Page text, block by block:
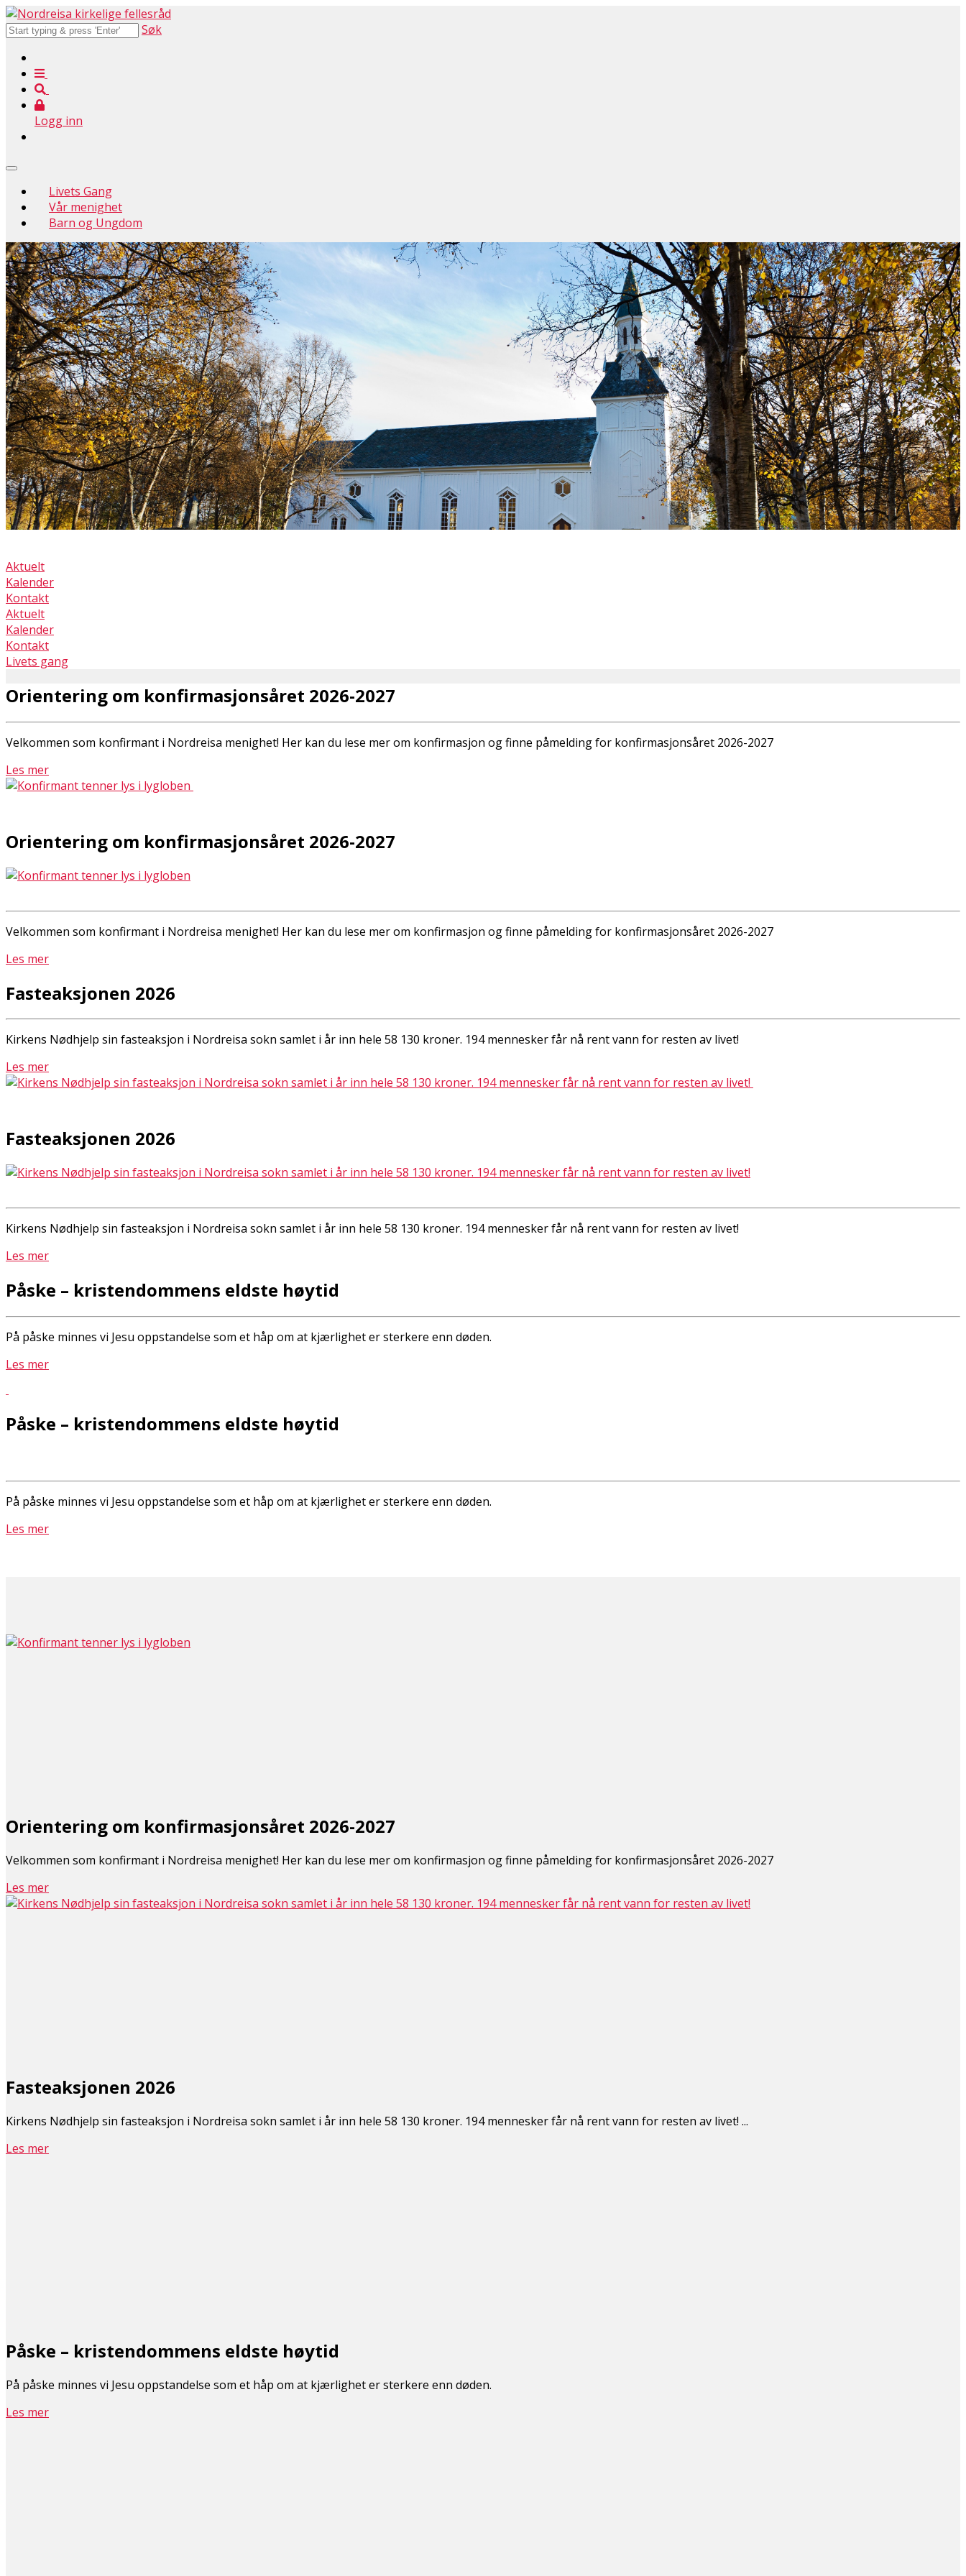
Søk
Logg inn
Livets Gang
Vår menighet
Barn og Ungdom
Aktuelt
Kalender
Kontakt
Aktuelt
Kalender
Kontakt
Livets gang
Orientering om konfirmasjonsåret 2026-2027
Velkommen som konfirmant i Nordreisa menighet! Her kan du lese mer om konfirmasjon og finne påmelding for konfirmasjonsåret 2026-2027
Les mer
Orientering om konfirmasjonsåret 2026-2027
Velkommen som konfirmant i Nordreisa menighet! Her kan du lese mer om konfirmasjon og finne påmelding for konfirmasjonsåret 2026-2027
Les mer
Fasteaksjonen 2026
Kirkens Nødhjelp sin fasteaksjon i Nordreisa sokn samlet i år inn hele 58 130 kroner. 194 mennesker får nå rent vann for resten av livet!
Les mer
Fasteaksjonen 2026
Kirkens Nødhjelp sin fasteaksjon i Nordreisa sokn samlet i år inn hele 58 130 kroner. 194 mennesker får nå rent vann for resten av livet!
Les mer
Påske – kristendommens eldste høytid
På påske minnes vi Jesu oppstandelse som et håp om at kjærlighet er sterkere enn døden.
Les mer
Påske – kristendommens eldste høytid
På påske minnes vi Jesu oppstandelse som et håp om at kjærlighet er sterkere enn døden.
Les mer
Orientering om konfirmasjonsåret 2026-2027
Velkommen som konfirmant i Nordreisa menighet! Her kan du lese mer om konfirmasjon og finne påmelding for konfirmasjonsåret 2026-2027
Les mer
Fasteaksjonen 2026
Kirkens Nødhjelp sin fasteaksjon i Nordreisa sokn samlet i år inn hele 58 130 kroner. 194 mennesker får nå rent vann for resten av livet! ...
Les mer
Påske – kristendommens eldste høytid
På påske minnes vi Jesu oppstandelse som et håp om at kjærlighet er sterkere enn døden.
Les mer